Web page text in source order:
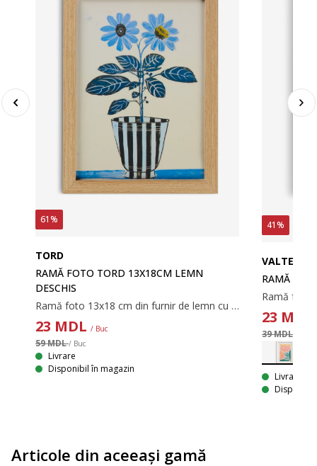
61%
TORD
RAMĂ FOTO TORD 13X18CM LEMN
DESCHIS
Ramă foto 13x18 cm din furnir de lemn cu protecție frontală din plastic. Cu picior.
23 MDL / Buc
59 MDL/ Buc
Livrare
Disponibil în magazin
41%
VALTER
RAMĂ
23 MDL
39 MDL
Livrare
Disponibil
Articole din aceeaşi gamă